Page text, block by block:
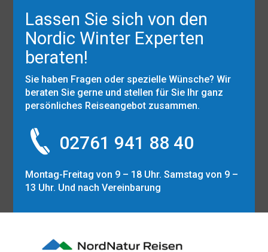
Lassen Sie sich von den
Nordic Winter Experten
beraten!
Sie haben Fragen oder spezielle Wünsche? Wir
beraten Sie gerne und stellen für Sie Ihr ganz
persönliches Reiseangebot zusammen.
02761 941 88 40
Montag-Freitag von 9 – 18 Uhr. Samstag von 9 –
13 Uhr. Und nach Vereinbarung